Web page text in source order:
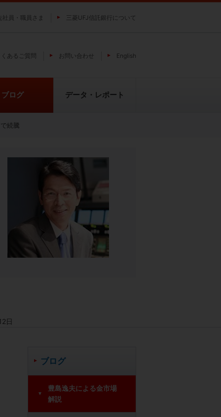
続騰
ブログ
豊島逸夫による金市場
解説
日
社員・職員さま 三菱UFJ信託銀行について
あるご質問 お問い合わせ English
貴金属の特性
純パラジウム上場信託（パラジウ
ムの果実）
ブログ データ・レポート